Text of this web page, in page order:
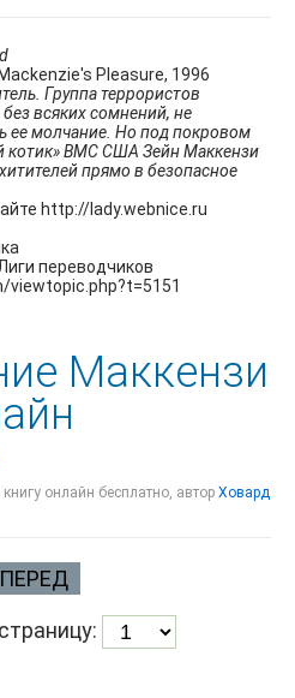
Mackenzie's Pleasure, 1996
Группа террористов
всяких сомнений, не
ее молчание. Но под покровом
котик» ВМС США Зейн Маккензи
прямо в безопасное
http://lady.webnice.ru
переводчиков
Маккензи
онлайн бесплатно, автор Ховард